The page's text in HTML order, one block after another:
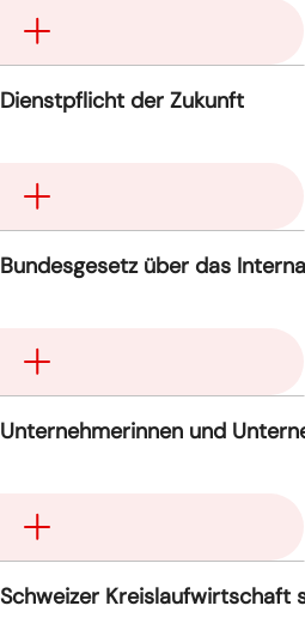
Dienstpflicht der Zukunft
Bundesgesetz über das
Unternehmerinnen und
Schweizer Kreislaufwirtschaft